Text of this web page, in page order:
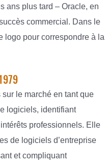
ans plus tard – Oracle, en
commercial. Dans le
logo pour correspondre à la
le marché en tant que
logiciels, identifiant
professionnels. Elle
de logiciels d’entreprise
et compliquant